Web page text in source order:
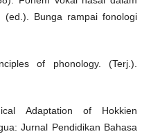
Bunga rampai fonologi
of phonology. (Terj.).
Adaptation of Hokkien
Jurnal Pendidikan Bahasa